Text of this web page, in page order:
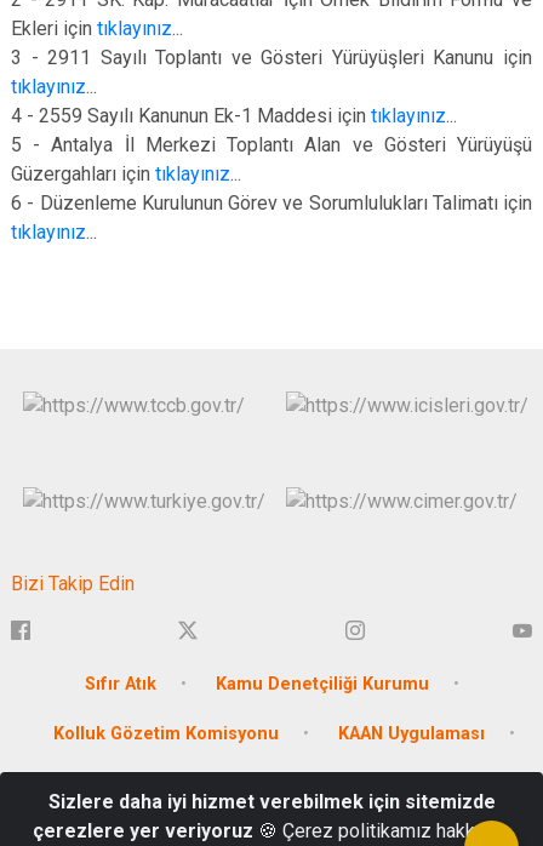
Ekleri için tıklayınız...
3 - 2911 Sayılı Toplantı ve Gösteri Yürüyüşleri Kanunu için
tıklayınız...
4 - 2559 Sayılı Kanunun Ek-1 Maddesi için tıklayınız...
5 - Antalya İl Merkezi Toplantı Alan ve Gösteri Yürüyüşü
Güzergahları için tıklayınız...
6 - Düzenleme Kurulunun Görev ve Sorumlulukları Talimatıiçin
tıklayınız...
Bizi Takip Edin
Sıfır Atık Kamu Denetçiliği Kurumu
Kolluk Gözetim Komisyonu KAAN Uygulaması
Sizlere daha iyi hizmet verebilmek için sitemizde
çerezlere yer veriyoruz 🍪 Çerez politikamız hakkında